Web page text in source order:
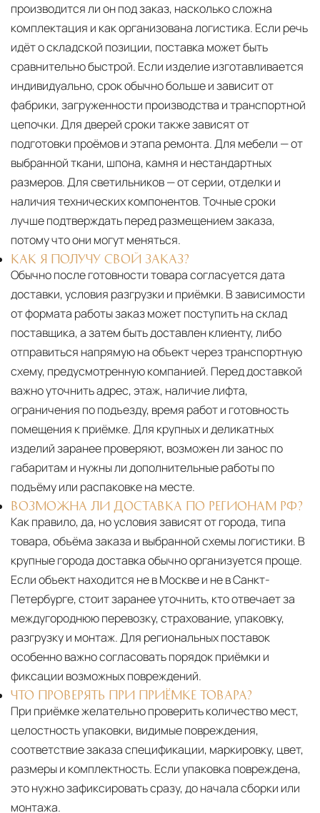
производится ли он под заказ, насколько сложна
комплектация и как организована логистика. Если речь
идёт о складской позиции, поставка может быть
сравнительно быстрой. Если изделие изготавливается
индивидуально, срок обычно больше и зависит от
фабрики, загруженности производства и транспортной
цепочки. Для дверей сроки также зависят от
подготовки проёмов и этапа ремонта. Для мебели — от
выбранной ткани, шпона, камня и нестандартных
размеров. Для светильников — от серии, отделки и
наличия технических компонентов. Точные сроки
лучше подтверждать перед размещением заказа,
потому что они могут меняться.
КАК Я ПОЛУЧУ СВОЙ ЗАКАЗ?
Обычно после готовности товара согласуется дата
доставки, условия разгрузки и приёмки. В зависимости
от формата работы заказ может поступить на склад
поставщика, а затем быть доставлен клиенту, либо
отправиться напрямую на объект через транспортную
схему, предусмотренную компанией. Перед доставкой
важно уточнить адрес, этаж, наличие лифта,
ограничения по подъезду, время работ и готовность
помещения к приёмке. Для крупных и деликатных
изделий заранее проверяют, возможен ли занос по
габаритам и нужны ли дополнительные работы по
подъёму или распаковке на месте.
ВОЗМОЖНА ЛИ ДОСТАВКА ПО РЕГИОНАМ РФ?
Как правило, да, но условия зависят от города, типа
товара, объёма заказа и выбранной схемы логистики. В
крупные города доставка обычно организуется проще.
Если объект находится не в Москве и не в Санкт-
Петербурге, стоит заранее уточнить, кто отвечает за
междугороднюю перевозку, страхование, упаковку,
разгрузку и монтаж. Для региональных поставок
особенно важно согласовать порядок приёмки и
фиксации возможных повреждений.
ЧТО ПРОВЕРЯТЬ ПРИ ПРИЁМКЕ ТОВАРА?
При приёмке желательно проверить количество мест,
целостность упаковки, видимые повреждения,
соответствие заказа спецификации, маркировку, цвет,
размеры и комплектность. Если упаковка повреждена,
это нужно зафиксировать сразу, до начала сборки или
монтажа.